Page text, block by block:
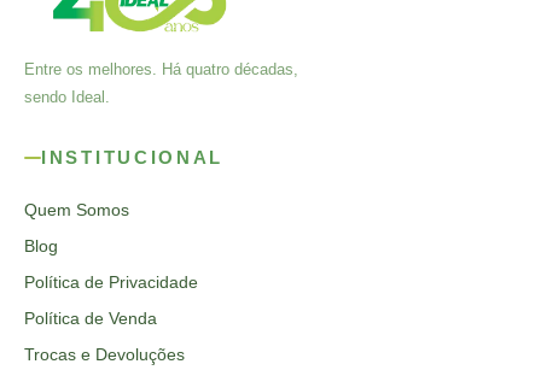
Entre os melhores. Há quatro décadas,
sendo Ideal.
INSTITUCIONAL
Quem Somos
Blog
Política de Privacidade
Política de Venda
Trocas e Devoluções